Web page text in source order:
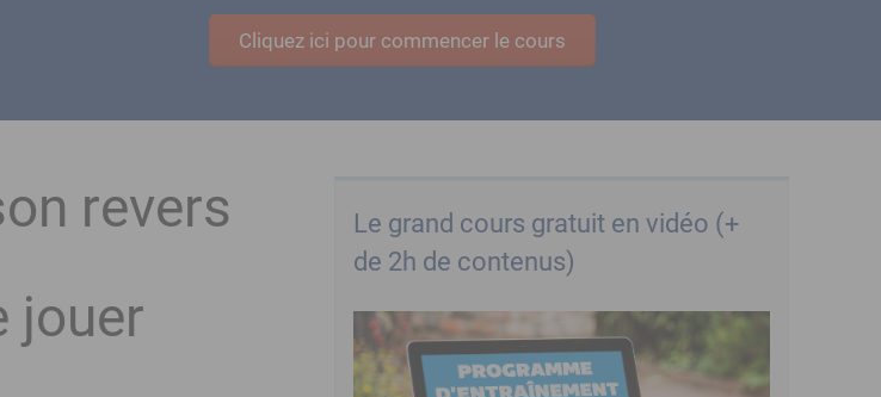
Cliquez ici pour commencer le cours
Le grand cours gratuit en vidéo (+
de 2h de contenus)
revers
jouer